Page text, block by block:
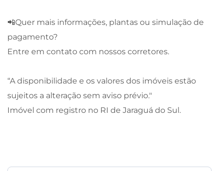
📲Quer mais informações, plantas ou simulação de
pagamento?
Entre em contato com nossos corretores.
“A disponibilidade e os valores dos imóveis estão
sujeitos a alteração sem aviso prévio."
Imóvel com registro no RI de Jaraguá do Sul.